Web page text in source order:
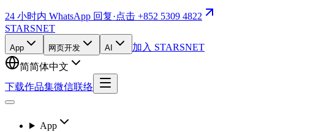
24 小时内 WhatsApp 回复·点击 +852 5309 4822
STARSNET
App 网页开发 AI
加入 STARSNET
简简体中文
下载作品集微信联络
App